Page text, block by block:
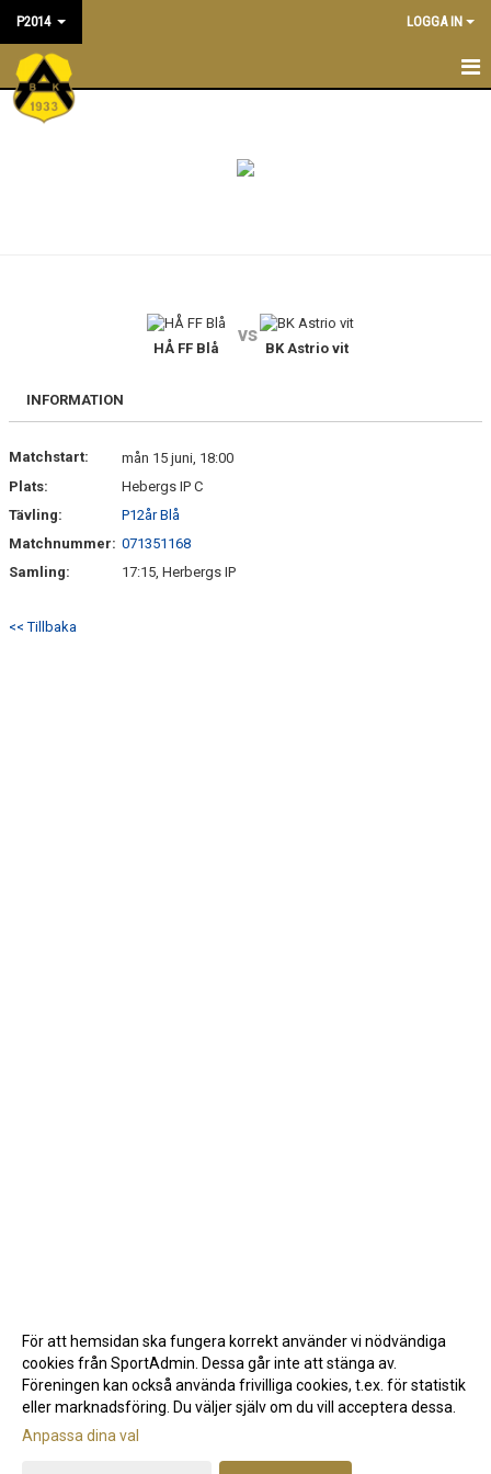
P2014 LOGGA IN
P2014
BILDGALLERI
HÅ FF Blå
vs
BK Astrio vit
INFORMATION
Matchstart:
mån 15 juni, 18:00
Plats:
Hebergs IP C
Tävling:
P12år Blå
Matchnummer: 071351168
Samling:
17:15, Herbergs IP
<< Tillbaka
Gå till Webbversion
För att hemsidan ska fungera korrekt använder vi nödvändiga
cookies från SportAdmin. Dessa går inte att stänga av.
Föreningen kan också använda frivilliga cookies, t.ex. för statistik
eller marknadsföring. Du väljer själv om du vill acceptera dessa.
Anpassa dina val